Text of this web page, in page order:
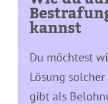
kannst
Du möchtest
Lösung
gibt als